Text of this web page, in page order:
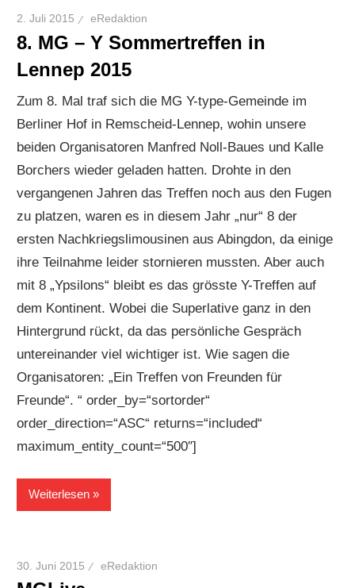
2. Juli 2015 eRedaktion
8. MG – Y Sommertreffen in
Lennep 2015
Zum 8. Mal traf sich die MG Y-type-Gemeinde im
Berliner Hof in Remscheid-Lennep, wohin unsere
beiden Organisatoren Manfred Noll-Baues und Kalle
Borchers wieder geladen hatten. Drohte in den
vergangenen Jahren das Treffen noch aus den Fugen
zu platzen, waren es in diesem Jahr „nur“ 8 der
ersten Nachkriegslimousinen aus Abingdon, da einige
ihre Teilnahme leider stornieren mussten. Aber auch
mit 8 „Ypsilons“ bleibt es das grösste Y-Treffen auf
dem Kontinent. Wobei die Superlative ganz in den
Hintergrund rückt, da das persönliche Gespräch
untereinander viel wichtiger ist. Wie sagen die
Organisatoren: „Ein Treffen von Freunden für
Freunde“. “ order_by=“sortorder“
order_direction=“ASC“ returns=“included“
maximum_entity_count=“500″]
Weiterlesen
30. Juni 2015 eRedaktion